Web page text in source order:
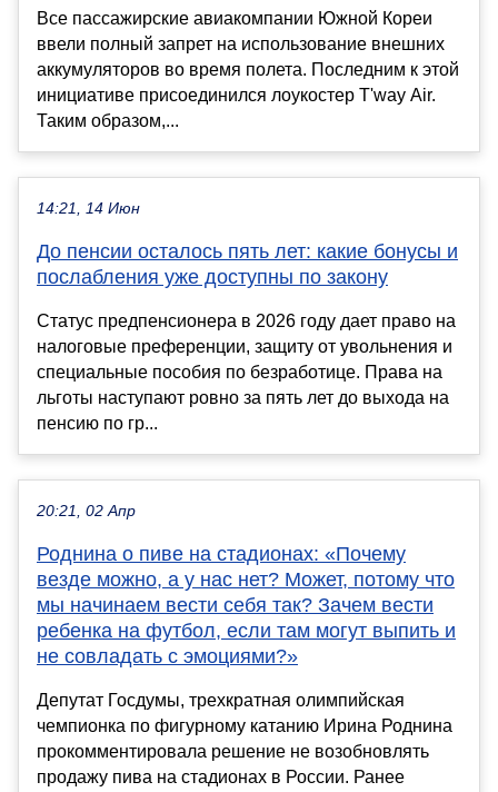
Все пассажирские авиакомпании Южной Кореи
ввели полный запрет на использование внешних
аккумуляторов во время полета. Последним к этой
инициативе присоединился лоукостер T'way Air.
Таким образом,...
14:21, 14 Июн
До пенсии осталось пять лет: какие бонусы и
послабления уже доступны по закону
Статус предпенсионера в 2026 году дает право на
налоговые преференции, защиту от увольнения и
специальные пособия по безработице. Права на
льготы наступают ровно за пять лет до выхода на
пенсию по гр...
20:21, 02 Апр
Роднина о пиве на стадионах: «Почему
везде можно, а у нас нет? Может, потому что
мы начинаем вести себя так? Зачем вести
ребенка на футбол, если там могут выпить и
не совладать с эмоциями?»
Депутат Госдумы, трехкратная олимпийская
чемпионка по фигурному катанию Ирина Роднина
прокомментировала решение не возобновлять
продажу пива на стадионах в России. Ранее